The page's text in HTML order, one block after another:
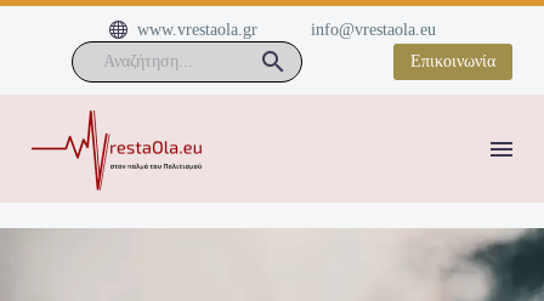

 www.vrestaola.gr
info@vrestaola.eu
Επικοινωνία